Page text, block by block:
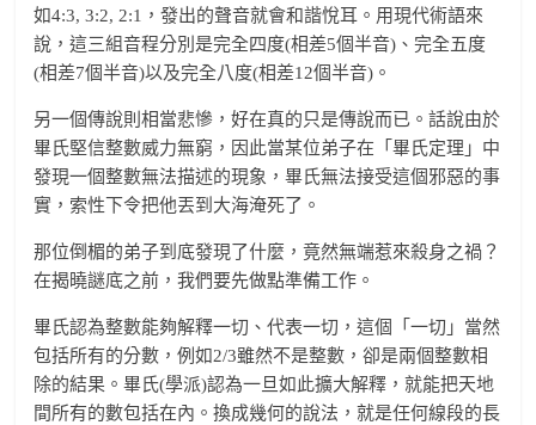
如4:3, 3:2, 2:1，發出的聲音就會和諧悅耳。用現代術語來
說，這三組音程分別是完全四度(相差5個半音)、完全五度
(相差7個半音)以及完全八度(相差12個半音)。
另一個傳說則相當悲慘，好在真的只是傳說而已。話說由於
畢氏堅信整數威力無窮，因此當某位弟子在「畢氏定理」中
發現一個整數無法描述的現象，畢氏無法接受這個邪惡的事
實，索性下令把他丟到大海淹死了。
那位倒楣的弟子到底發現了什麼，竟然無端惹來殺身之禍？
在揭曉謎底之前，我們要先做點準備工作。
畢氏認為整數能夠解釋一切、代表一切，這個「一切」當然
包括所有的分數，例如2/3雖然不是整數，卻是兩個整數相
除的結果。畢氏(學派)認為一旦如此擴大解釋，就能把天地
間所有的數包括在內。換成幾何的說法，就是任何線段的長